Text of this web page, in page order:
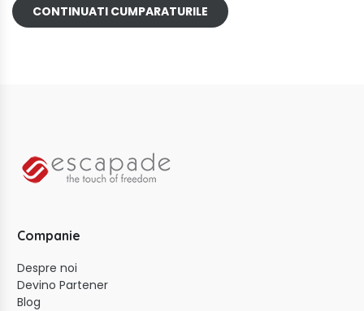
CONTINUATI CUMPARATURILE
Companie
Despre noi
Devino Partener
Blog